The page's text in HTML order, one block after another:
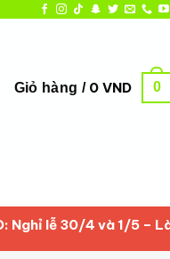
Giỏ hàng / 0 VND 0
lễ 30/4 và 1/5 –